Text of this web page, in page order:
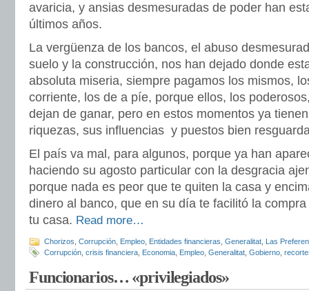
avaricia, y ansias desmesuradas de poder han
últimos años.
La vergüenza de los bancos, el abuso
suelo y la construcción, nos han dejado donde
absoluta miseria, siempre pagamos los mismos,
corriente, los de a píe, porque ellos, los
dejan de ganar, pero en estos momentos ya
riquezas, sus influencias y puestos bien
El país va mal, para algunos, porque ya han
haciendo su agosto particular con la desgracia
porque nada es peor que te quiten la casa y
dinero al banco, que en su día te facilitó la
tu casa. Read more…
Chorizos Corrupción Empleo Entidades financieras Generalitat Las
Corrupción crisis financiera Economia Empleo Generalitat Gobierno
Funcionarios… «privilegiados»